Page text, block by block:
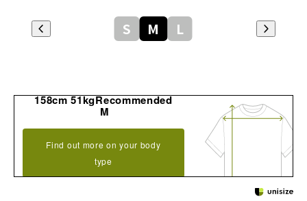
S M L
158cm 51kgRecommended
M
Find out more on your body
type